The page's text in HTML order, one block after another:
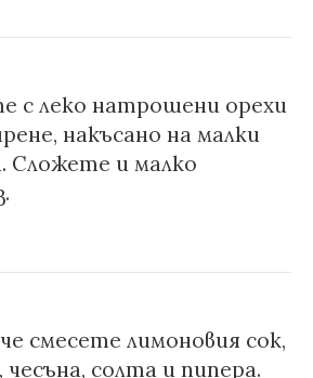
с леко натрошени орехи
накъсано на малки
Сложете и малко
смесете лимоновия сок,
чесъна, солта и пипера.